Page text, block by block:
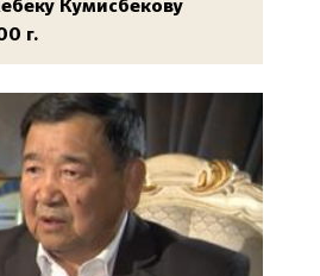
Кумисбекову
г.